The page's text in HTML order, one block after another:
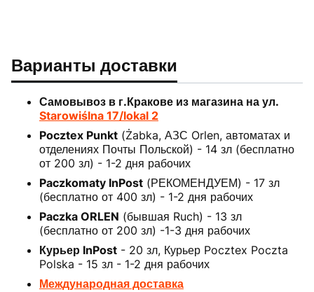
Варианты доставки
Самовывоз в г.Кракове из магазина на ул.
Starowiślna 17/lokal 2
Pocztex Punkt (Żabka, АЗС Orlen, автоматах и
отделениях Почты Польской) - 14 зл (бесплатно
от 200 зл) - 1-2 дня рабочих
Paczkomaty InPost (РЕКОМЕНДУЕМ) - 17 зл
(бесплатно от 400 зл) - 1-2 дня рабочих
Paczka ORLEN (бывшая Ruch) - 13 зл
(бесплатно от 200 зл) -1-3 дня рабочих
Курьер InPost - 20 зл, Курьер Pocztex Poczta
Polska - 15 зл - 1-2 дня рабочих
Международная доставка